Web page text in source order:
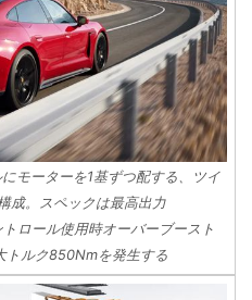
モーターを1基ずつ配する、ツイ
成。スペックは最高出力
ロール使用時オーバーブースト
ルク850Nmを発生する